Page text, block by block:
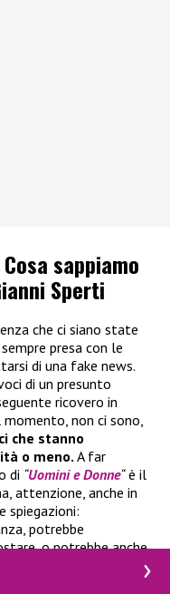
sappiamo
Sperti
che ci siano state
presa con le
di una fake news.
di un presunto
ricovero in
non ci sono,
che stanno
o meno. A far
di “Uomini e Donne“è il
attenzione, anche in
spiegazioni:
potrebbe
o potrebbe anche
voci sul suo conto che